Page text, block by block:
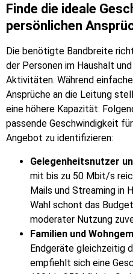
Finde die ideale
persönlichen
Die benötigte Bandbreite
der Personen im Haushalt
Aktivitäten. Während
Ansprüche an die Leitung
eine höhere Kapazität.
passende Geschwindigkeit
Angebot zu identifizieren:
Gelegenheitsnutzer
mit bis zu 50 Mbit/s
Mails und Streaming in
Wahl schont das
moderater Nutzung
Familien und
Endgeräte gleichzeitig
empfiehlt sich eine